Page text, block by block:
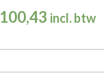
100,43 incl. btw